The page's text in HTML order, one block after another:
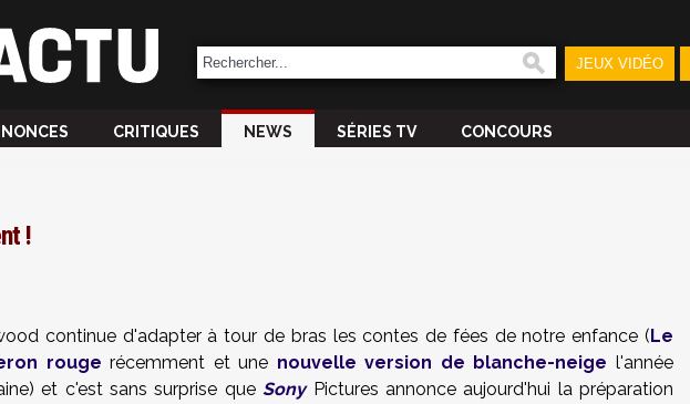
JEUX VIDÉO
CRITIQUES NEWS SÉRIES TV CONCOURS
!
continue d'adapter à tour de bras les contes de fées de notre enfance (Le
rouge récemment et une nouvelle version de blanche-neige l'année
et c'est sans surprise queSonyPictures annonce aujourd'hui la préparation